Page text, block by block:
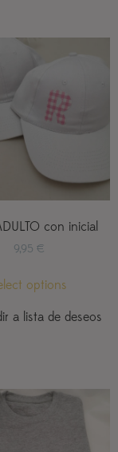
con inicial
9,95 €
options
a lista de deseos